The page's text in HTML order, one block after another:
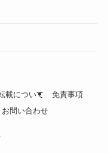
載について
免責事項
お問い合わせ